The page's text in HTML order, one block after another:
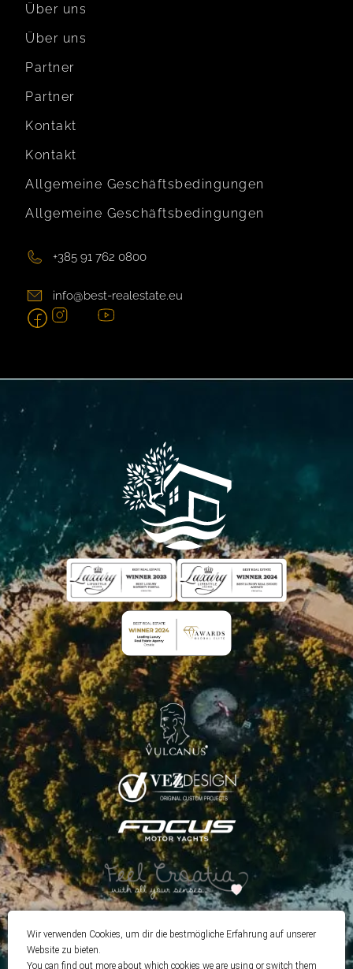
Über uns
Über uns
Partner
Partner
Kontakt
Kontakt
Allgemeine Geschäftsbedingungen
Allgemeine Geschäftsbedingungen
+385 91 762 0800
info@best-realestate.eu
Wir verwenden Cookies, um dir die bestmögliche Erfahrung auf unserer
Website zu bieten.
You can find out more about which cookies we are using or switch them